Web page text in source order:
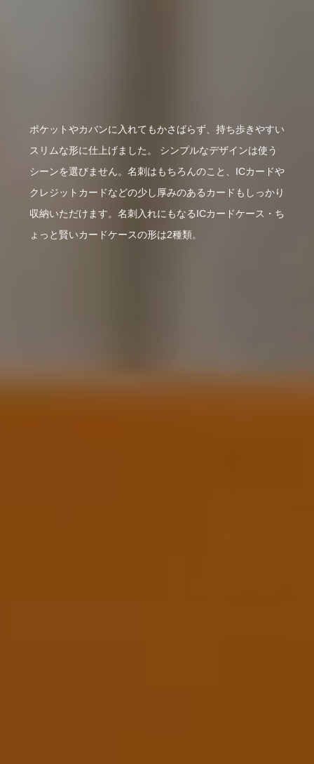
ポケットやカバンに入れてもかさばらず、持ち歩きやすい
スリムな形に仕上げました。 シンプルなデザインは使う
シーンを選びません。名刺はもちろんのこと、ICカードや
クレジットカードなどの少し厚みのあるカードもしっかり
収納いただけます。名刺入れにもなるICカードケース・ち
ょっと賢いカードケースの形は2種類。